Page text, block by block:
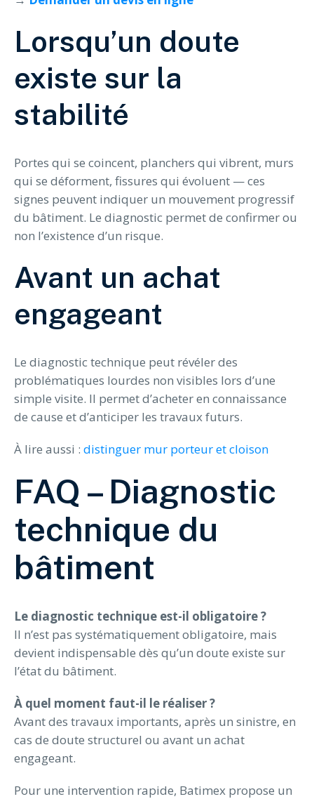
Lorsqu’un doute
existe sur la
stabilité
Portes qui se coincent, planchers qui vibrent, murs
qui se déforment, fissures qui évoluent — ces
signes peuvent indiquer un mouvement progressif
du bâtiment. Le diagnostic permet de confirmer ou
non l’existence d’un risque.
Avant un achat
engageant
Le diagnostic technique peut révéler des
problématiques lourdes non visibles lors d’une
simple visite. Il permet d’acheter en connaissance
de cause et d’anticiper les travaux futurs.
À lire aussi : distinguer mur porteur et cloison
FAQ – Diagnostic
technique du
bâtiment
Le diagnostic technique est-il obligatoire ?
Il n’est pas systématiquement obligatoire, mais
devient indispensable dès qu’un doute existe sur
l’état du bâtiment.
À quel moment faut-il le réaliser ?
Avant des travaux importants, après un sinistre, en
cas de doute structurel ou avant un achat
engageant.
Pour une intervention rapide, Batimex propose un